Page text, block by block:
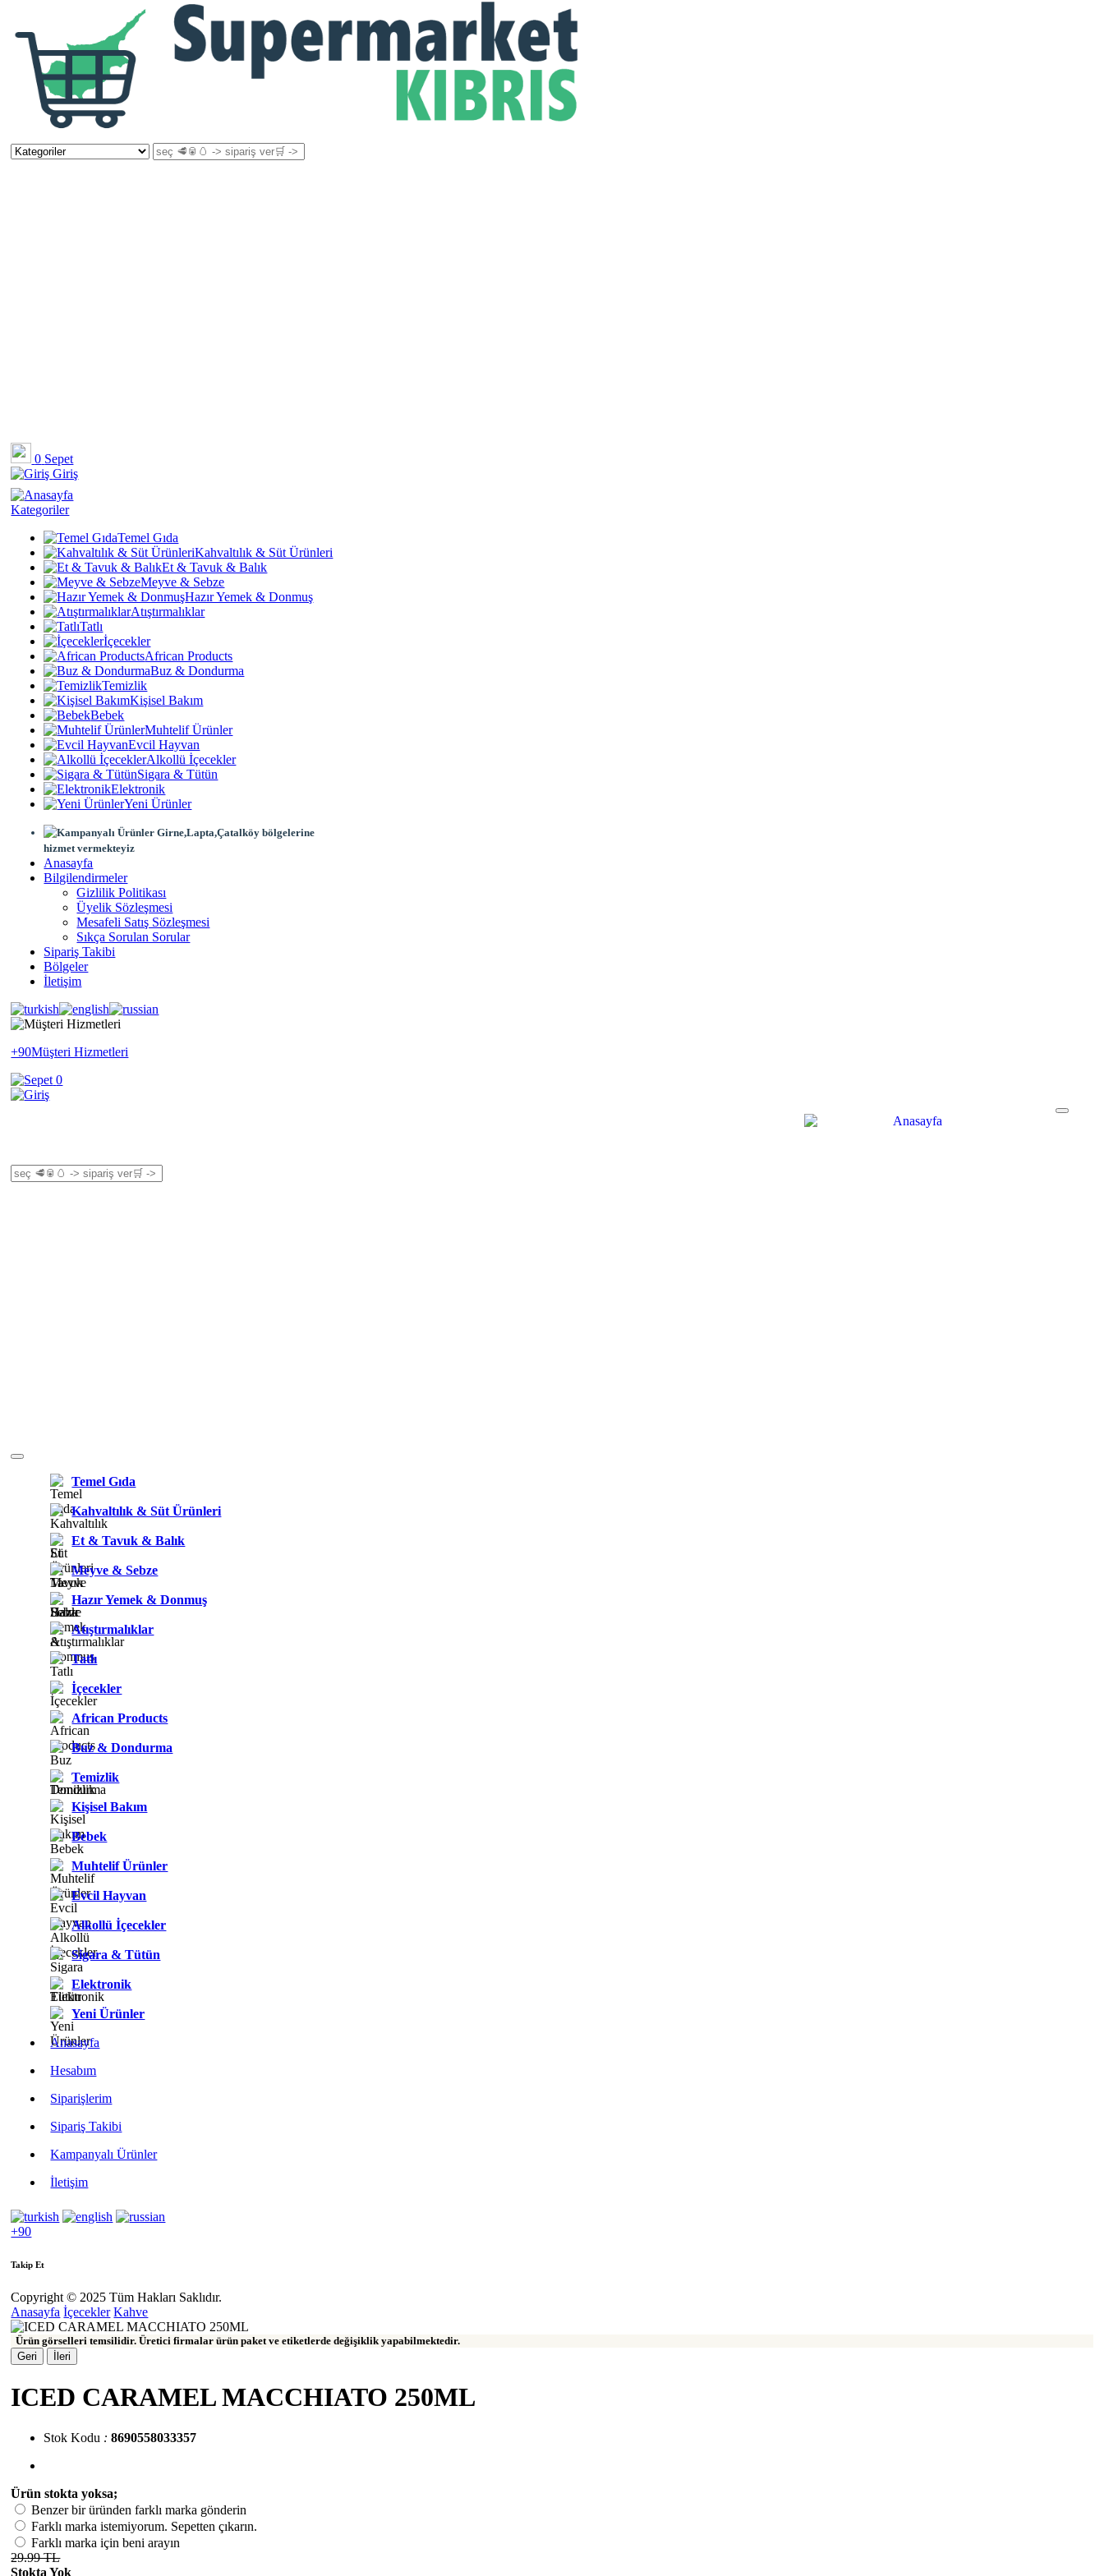
0 Sepet
Giriş
Kategoriler
Temel Gıda
Kahvaltılık & Süt Ürünleri
Et & Tavuk & Balık
Meyve & Sebze
Hazır Yemek & Donmuş
Atıştırmalıklar
Tatlı
İçecekler
African Products
Buz & Dondurma
Temizlik
Kişisel Bakım
Bebek
Muhtelif Ürünler
Evcil Hayvan
Alkollü İçecekler
Sigara & Tütün
Elektronik
Yeni Ürünler
Girne,Lapta,Çatalköy bölgelerine
hizmet vermekteyiz
Anasayfa
Bilgilendirmeler
Gizlilik Politikası
Üyelik Sözleşmesi
Mesafeli Satış Sözleşmesi
Sıkça Sorulan Sorular
Sipariş Takibi
Bölgeler
İletişim
+90Müşteri Hizmetleri
0
Temel Gıda
Kahvaltılık & Süt Ürünleri
Et & Tavuk & Balık
Meyve & Sebze
Hazır Yemek & Donmuş
Atıştırmalıklar
Tatlı
İçecekler
African Products
Buz & Dondurma
Temizlik
Kişisel Bakım
Bebek
Muhtelif Ürünler
Evcil Hayvan
Alkollü İçecekler
Sigara & Tütün
Elektronik
Yeni Ürünler
Anasayfa
Hesabım
Siparişlerim
Sipariş Takibi
Kampanyalı Ürünler
İletişim
+90
Takip Et
Copyright © 2025 Tüm Hakları Saklıdır.
Anasayfa İçecekler Kahve
Ürün görselleri temsilidir. Üretici firmalar ürün paket ve etiketlerde değişiklik yapabilmektedir.
Geri
İleri
ICED CARAMEL MACCHIATO 250ML
Stok Kodu : 8690558033357
Ürün stokta yoksa;
Benzer bir üründen farklı marka gönderin
Farklı marka istemiyorum. Sepetten çıkarın.
Farklı marka için beni arayın
29.99 TL
Stokta Yok